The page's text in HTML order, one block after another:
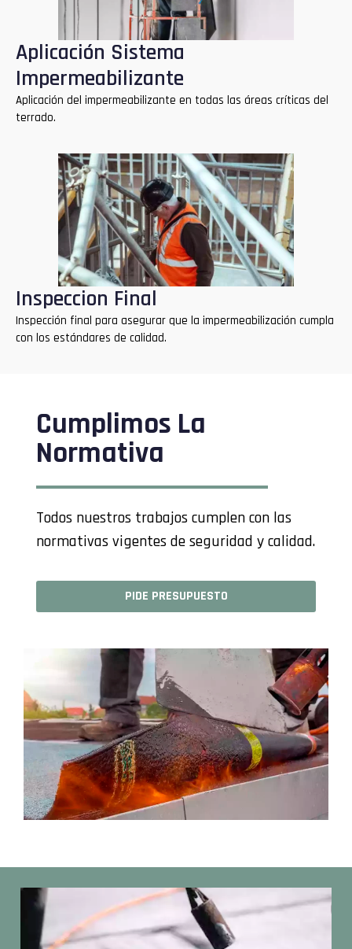
Aplicación Sistema
Impermeabilizante
Aplicación del impermeabilizante en todas las áreas críticas del
terrado.
Inspeccion Final
Inspección final para asegurar que la impermeabilización cumpla
con los estándares de calidad.
Cumplimos La
Normativa
Todos nuestros trabajos cumplen con las
normativas vigentes de seguridad y calidad.
PIDE PRESUPUESTO